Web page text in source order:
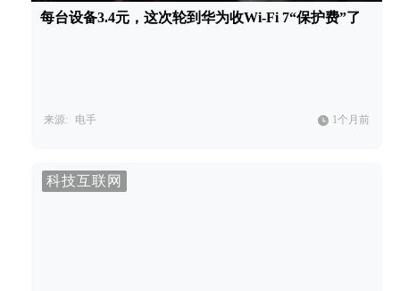
每台设备3.4元，这次轮到华为收Wi-Fi 7“保护费”了
来源: 电手 1个月前
科技互联网